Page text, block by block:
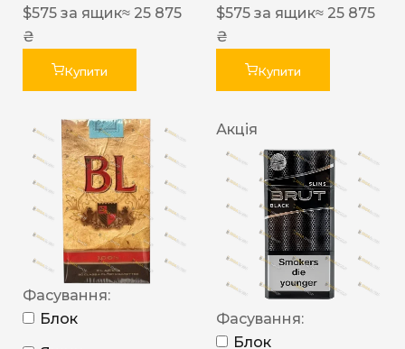
$575 за ящик≈ 25 875
₴
Купити
$575 за ящик≈ 25 875
₴
Купити
Фасування:
Блок
Акція
Фасування:
Блок